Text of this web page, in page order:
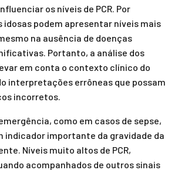
os níveis de PCR. Por
idosas podem apresentar níveis mais
na ausência de doenças
Portanto, a análise dos
em conta o contexto clínico do
interpretações errôneas que possam
incorretos.
como em casos de sepse,
indicador importante da gravidade da
Níveis muito altos de PCR,
acompanhados de outros sinais